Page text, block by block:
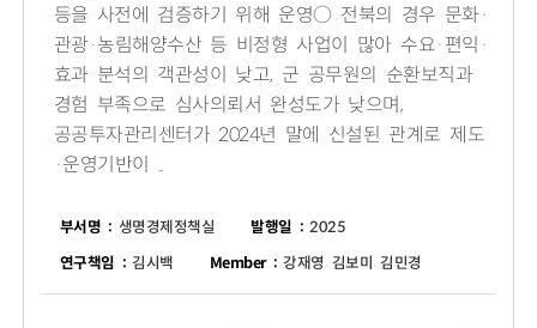
등을 사전에 검증하기 위해 운영○ 전북의 경우 문화·
관광·농림해양수산 등 비정형 사업이 많아 수요·편익·
효과 분석의 객관성이 낮고, 군 공무원의 순환보직과
경험 부족으로 심사의뢰서 완성도가 낮으며,
공공투자관리센터가 2024년 말에 신설된 관계로 제도
·운영기반이 ..
부서명 : 생명경제정책실 발행일 : 2025
연구책임 : 김시백 Member : 강재영 김보미 김민경